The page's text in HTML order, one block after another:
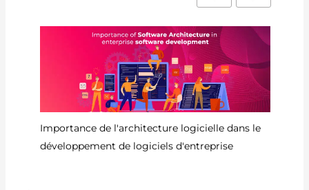
Importance de l'architecture logicielle dans le
développement de logiciels d'entreprise